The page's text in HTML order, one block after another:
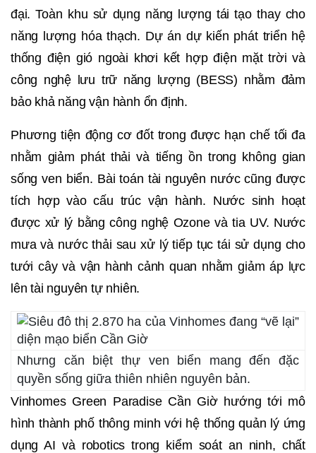
đại. Toàn khu sử dụng năng lượng tái tạo thay cho
năng lượng hóa thạch. Dự án dự kiến phát triển hệ
thống điện gió ngoài khơi kết hợp điện mặt trời và
công nghệ lưu trữ năng lượng (BESS) nhằm đảm
bảo khả năng vận hành ổn định.
Phương tiện động cơ đốt trong được hạn chế tối đa
nhằm giảm phát thải và tiếng ồn trong không gian
sống ven biển. Bài toán tài nguyên nước cũng được
tích hợp vào cấu trúc vận hành. Nước sinh hoạt
được xử lý bằng công nghệ Ozone và tia UV. Nước
mưa và nước thải sau xử lý tiếp tục tái sử dụng cho
tưới cây và vận hành cảnh quan nhằm giảm áp lực
lên tài nguyên tự nhiên.
Nhưng căn biệt thự ven biển mang đến đặc
quyền sống giữa thiên nhiên nguyên bản.
Vinhomes Green Paradise Cần Giờ hướng tới mô
hình thành phố thông minh với hệ thống quản lý ứng
dụng AI và robotics trong kiểm soát an ninh, chất